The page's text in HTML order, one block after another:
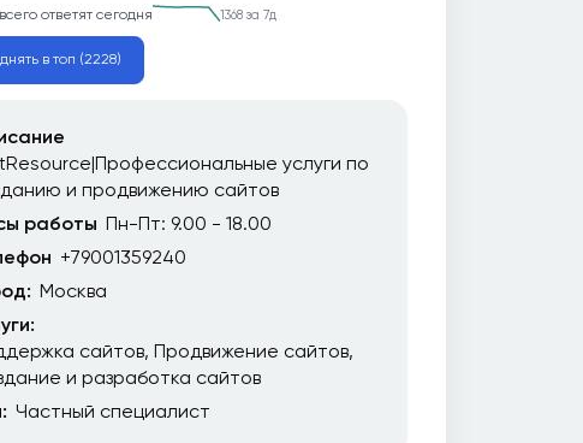
ответят сегодня 1368 за 7д
в топ (2228)
услуги по
и продвижению сайтов
работы Пн-Пт: 9.00 - 18.00
+79001359240
Москва
сайтов Продвижение сайтов
и разработка сайтов
Частный специалист